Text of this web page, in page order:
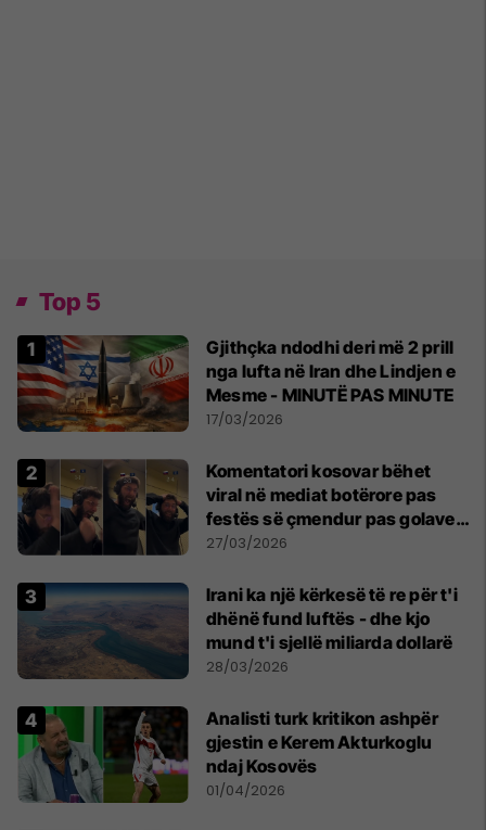
Top 5
Gjithçka ndodhi deri më 2 prill
nga lufta në Iran dhe Lindjen e
Mesme - MINUTË PAS MINUTE
17/03/2026
Komentatori kosovar bëhet
viral në mediat botërore pas
festës së çmendur pas golave
të ‘Dardanëve’
27/03/2026
Irani ka një kërkesë të re për t'i
dhënë fund luftës - dhe kjo
mund t'i sjellë miliarda dollarë
28/03/2026
Analisti turk kritikon ashpër
gjestin e Kerem Akturkoglu
ndaj Kosovës
01/04/2026